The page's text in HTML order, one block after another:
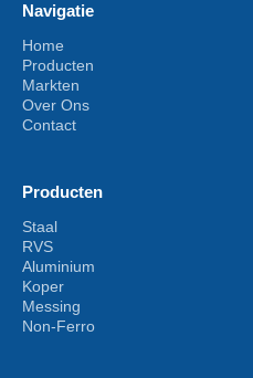
Navigatie
Home
Producten
Markten
Over Ons
Contact
Producten
Staal
RVS
Aluminium
Koper
Messing
Non-Ferro